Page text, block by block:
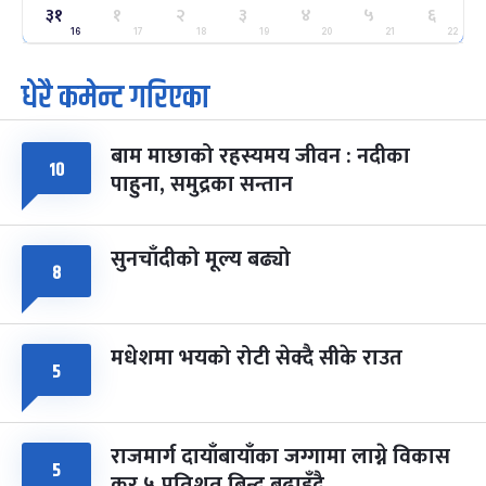
२५
मंगल
ग्याल्पो ल्होसार
फाल्गुन २५, २०८३ Mar 9, 2027
७ महिना बाँकी
७
आइत
पूर्णिमा व्रत
चैत्र ७, २०८३-Mar 21, 2027
८
सोम
फागुपूर्णिमा
चैत्र ८, २०८३-Mar 22, 2027
७ महिना बाँकी
३१
16
१
17
२
18
३
19
४
20
५
21
६
22
धेरै कमेन्ट गरिएका
१० बाम माछाको रहस्यमय जीवन : नदीका
पाहुना, समुद्रका सन्तान
८ सुनचाँदीको मूल्य बढ्यो
५ मधेशमा भयको रोटी सेक्दै सीके राउत
५ राजमार्ग दायाँबायाँका जग्गामा लाग्ने विकास